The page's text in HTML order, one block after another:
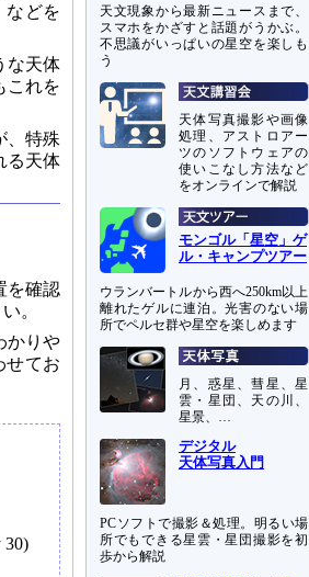
などを
な天体
これを
、特殊
る天体
を確認
。
かりや
せてお
30)
天文現象から最新ニュースまで、
スマホをかざすと話題がうかぶ。
不思議がいっぱいの星空を楽しも
う
天体写真撮影や画像
処理、アストロアー
ツのソフトウェアの
使いこなし方法など
をオンラインで解説
モンゴル「星空」ゲ
ル・キャンプツアー
ウランバートルから西へ250km以上
離れたゲルに連泊。光害のない場
所でペルセ群や星空を楽しめます
月、惑星、彗星、星
雲・星団、天の川、
星景、…
デジタル
天体写真入門
PCソフトで撮影＆処理。明るい場
所でもできる星雲・星団撮影を初
歩から解説